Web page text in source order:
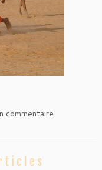
commentaire.